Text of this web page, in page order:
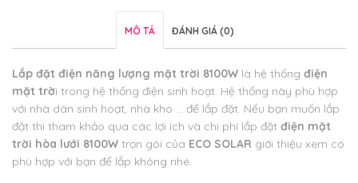
MÔ TẢ ĐÁNH GIÁ (0)
Lắp đặt điện năng lượng mặt trời 8100W là hệ thống điện
mặt trời trong hệ thống điện sinh hoạt. Hệ thống này phù hợp
với nhà dân sinh hoạt, nhà kho … để lắp đặt. Nếu bạn muốn lắp
đặt thì tham khảo qua các lợi ích và chi phí lắp đặt điện mặt
trời hòa lưới 8100W trọn gói của ECO SOLAR giới thiệu xem có
phù hợp với bạn để lắp không nhé.